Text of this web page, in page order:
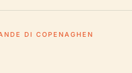
DI COPENAGHEN